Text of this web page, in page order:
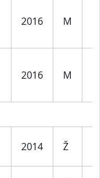
2016 M
2016 M
2014 Ž